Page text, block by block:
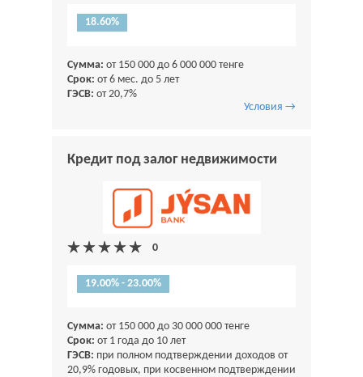
18.60%
Сумма: от 150 000 до 6 000 000 тенге
Срок: от 6 мес. до 5 лет
ГЭСВ: от 20,7%
Условия →
Кредит под залог недвижимости
19.00% - 23.00%
Сумма: от 150 000 до 30 000 000 тенге
Срок: от 1 года до 10 лет
ГЭСВ: при полном подтверждении доходов от
20,9% годовых, при косвенном подтверждении